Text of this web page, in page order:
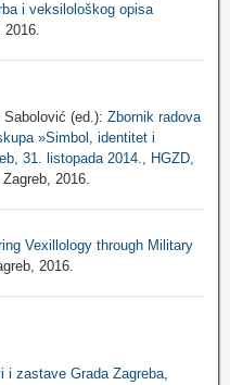
i veksilološkog opisa
2016.
(ed.): Zbornik radova
»Simbol, identitet i
31. listopada 2014., HGZD,
2016.
Vexillology through Military
2016.
i zastave Grada Zagreba,